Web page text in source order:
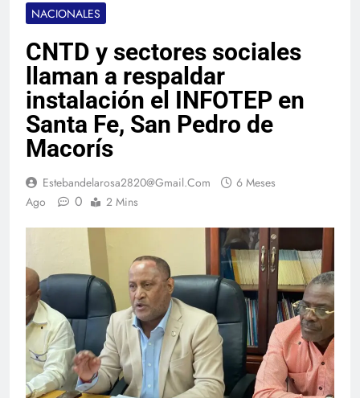
NACIONALES
CNTD y sectores sociales
llaman a respaldar
instalación el INFOTEP en
Santa Fe, San Pedro de
Macorís
Estebandelarosa2820@gmail.com
6 Meses
Ago
0 2 Mins